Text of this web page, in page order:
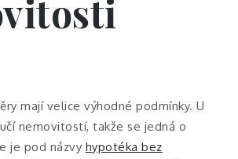
mají velice výhodné podmínky. U
nemovitostí, takže se jedná o
je pod názvy hypotéka bez